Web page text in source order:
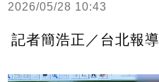
2026/05/28 10:43
記者簡浩正／台北報導